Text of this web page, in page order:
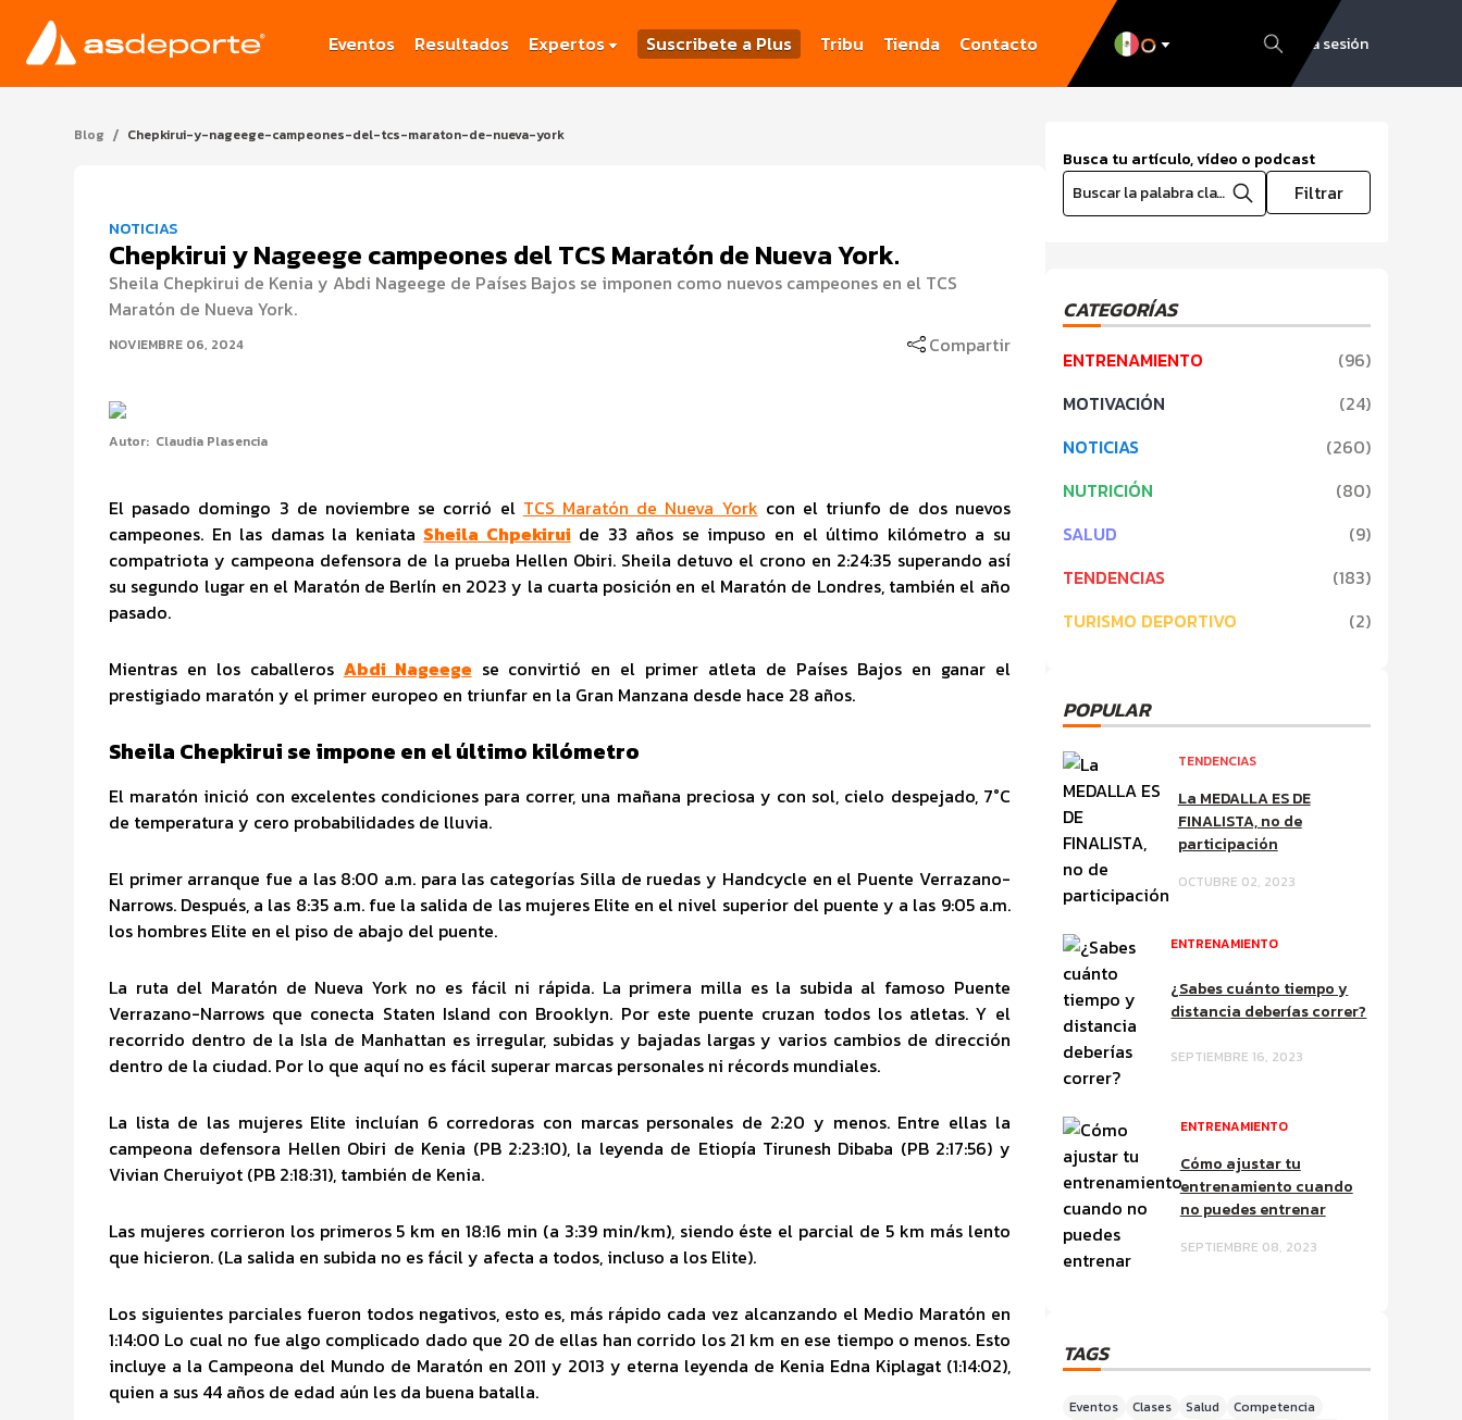
Eventos Resultados Expertos Suscribete a Plus Tribu Tienda Contacto Inicia sesión
Blog / Chepkirui-y-nageege-campeones-del-tcs-maraton-de-nueva-york
NOTICIAS
Chepkirui y Nageege campeones del TCS Maratón de Nueva York.
Sheila Chepkirui de Kenia y Abdi Nageege de Países Bajos se imponen como nuevos campeones en el TCS
Maratón de Nueva York.
NOVIEMBRE 06, 2024 Compartir
Autor: Claudia Plasencia
El pasado domingo 3 de noviembre se corrió el TCS Maratón de Nueva York con el triunfo de dos nuevos
campeones. En las damas la keniata Sheila Chpekirui de 33 años se impuso en el último kilómetro a su
compatriota y campeona defensora de la prueba Hellen Obiri. Sheila detuvo el crono en 2:24:35 superando así
su segundo lugar en el Maratón de Berlín en 2023 y la cuarta posición en el Maratón de Londres, también el año
pasado.
Mientras en los caballeros Abdi Nageege se convirtió en el primer atleta de Países Bajos en ganar el
prestigiado maratón y el primer europeo en triunfar en la Gran Manzana desde hace 28 años.
Sheila Chepkirui se impone en el último kilómetro
El maratón inició con excelentes condiciones para correr, una mañana preciosa y con sol, cielo despejado, 7°C
de temperatura y cero probabilidades de lluvia.
El primer arranque fue a las 8:00 a.m. para las categorías Silla de ruedas y Handcycle en el Puente Verrazano-
Narrows. Después, a las 8:35 a.m. fue la salida de las mujeres Elite en el nivel superior del puente y a las 9:05 a.m.
los hombres Elite en el piso de abajo del puente.
La ruta del Maratón de Nueva York no es fácil ni rápida. La primera milla es la subida al famoso Puente
Verrazano-Narrows que conecta Staten Island con Brooklyn. Por este puente cruzan todos los atletas. Y el
recorrido dentro de la Isla de Manhattan es irregular, subidas y bajadas largas y varios cambios de dirección
dentro de la ciudad. Por lo que aquí no es fácil superar marcas personales ni récords mundiales.
La lista de las mujeres Elite incluían 6 corredoras con marcas personales de 2:20 y menos. Entre ellas la
campeona defensora Hellen Obiri de Kenia (PB 2:23:10), la leyenda de Etiopía Tirunesh Dibaba (PB 2:17:56) y
Vivian Cheruiyot (PB 2:18:31), también de Kenia.
Las mujeres corrieron los primeros 5 km en 18:16 min (a 3:39 min/km), siendo éste el parcial de 5 km más lento
que hicieron. (La salida en subida no es fácil y afecta a todos, incluso a los Elite).
Los siguientes parciales fueron todos negativos, esto es, más rápido cada vez alcanzando el Medio Maratón en
1:14:00 Lo cual no fue algo complicado dado que 20 de ellas han corrido los 21 km en ese tiempo o menos. Esto
incluye a la Campeona del Mundo de Maratón en 2011 y 2013 y eterna leyenda de Kenia Edna Kiplagat (1:14:02),
quien a sus 44 años de edad aún les da buena batalla.
Busca tu artículo, vídeo o podcast
Buscar la palabra clave
Filtrar
CATEGORÍAS
ENTRENAMIENTO (96)
MOTIVACIÓN
(24)
NOTICIAS
(260)
NUTRICIÓN
(80)
SALUD
(9)
TENDENCIAS
(183)
TURISMO DEPORTIVO
(2)
POPULAR
TENDENCIAS
La MEDALLA ES DE
FINALISTA, no de
participación
OCTUBRE 02, 2023
ENTRENAMIENTO
¿Sabes cuánto tiempo y
distancia deberías correr?
SEPTIEMBRE 16, 2023
ENTRENAMIENTO
Cómo ajustar tu
entrenamiento cuando
no puedes entrenar
SEPTIEMBRE 08, 2023
TAGS
Eventos Clases Salud
Competencia